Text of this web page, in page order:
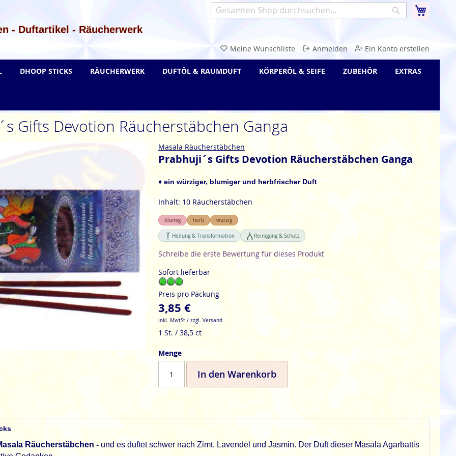
Suche
- Duftartikel - Räucherwerk
Meine Wunschliste Anmelden Ein Konto erstellen
Gifts Devotion Räucherstäbchen Ganga
Masala Räucherstäbchen
Prabhuji´s Gifts Devotion Räucherstäbchen Ganga
♦ ein würziger, blumiger und herbfrischer Duft
Inhalt: 10 Räucherstäbchen
blumig herb würzig
Heilung & Transformation Reinigung & Schutz
Schreibe die erste Bewertung für dieses Produkt
Sofort lieferbar
Preis pro Packung
3,85 €
inkl. MwtSt / zzgl. Versand
1 St. / 38,5 ct
Menge
In den Warenkorb
Räucherstäbchen - und es duftetschwer nach Zimt, Lavendel und Jasmin. Der Duft dieser Masala Agarbattis
DHOOP STICKS RÄUCHERWERK DUFTÖL & RAUMDUFT KÖRPERÖL & SEIFE ZUBEHÖR EXTRAS